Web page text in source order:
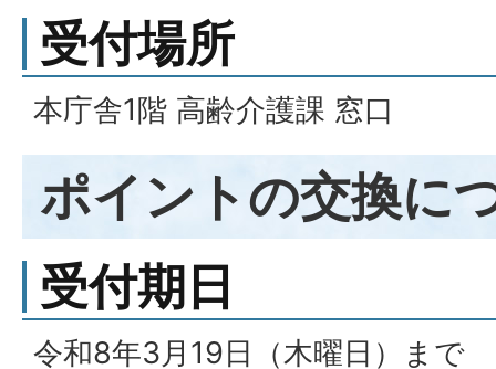
受付場所
本庁舎1階 高齢介護課 窓口
ポイントの交換に
受付期日
令和8年3月19日（木曜日）まで